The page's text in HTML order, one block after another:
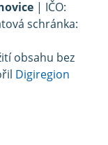
| IČO:
schránka:
obsahu bez
Digiregion